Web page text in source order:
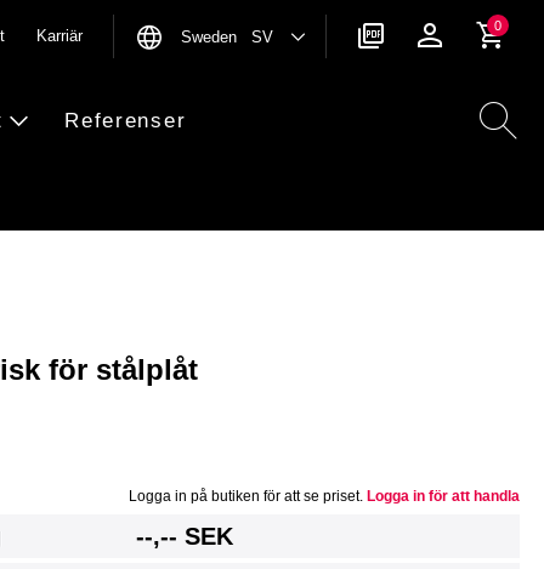
Referenser
Karriär Sweden SV
0
för stålplåt
Logga in på butiken för att se priset. Logga in för att handla
--,-- SEK